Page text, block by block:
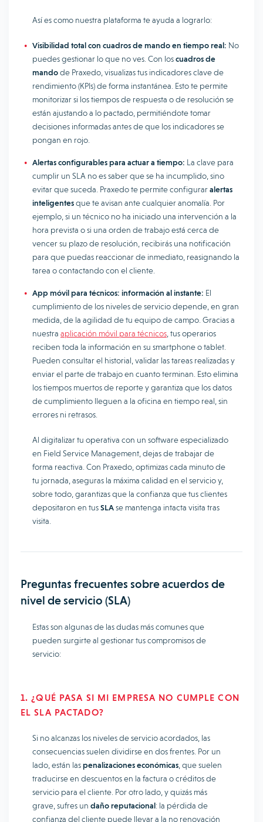
Así es como nuestra plataforma te ayuda a lograrlo:
Visibilidad total con cuadros de mando en tiempo real: No
puedes gestionar lo que no ves. Con loscuadros de
mandode Praxedo, visualizas tus indicadores clave de
rendimiento (KPIs) de forma instantánea. Esto te permite
monitorizar si los tiempos de respuesta o de resolución se
están ajustando a lo pactado, permitiéndote tomar
decisiones informadas antes de que los indicadores se
pongan en rojo.
Alertas configurables para actuar a tiempo: La clave para
cumplir un SLA no es saber que se ha incumplido, sino
evitar que suceda. Praxedo te permite configuraralertas
inteligentesque te avisan ante cualquier anomalía. Por
ejemplo, si un técnico no ha iniciado una intervención a la
hora prevista o si una orden de trabajo está cerca de
vencer su plazo de resolución, recibirás una notificación
para que puedas reaccionar de inmediato, reasignando la
tarea o contactando con el cliente.
App móvil para técnicos: información al instante: El
cumplimiento de los niveles de servicio depende, en gran
medida, de la agilidad de tu equipo de campo. Gracias a
nuestra aplicación móvil para técnicos , tus operarios
reciben toda la información en su smartphone o tablet.
Pueden consultar el historial, validar las tareas realizadas y
enviar el parte de trabajo en cuanto terminan. Esto elimina
los tiempos muertos de reporte y garantiza que los datos
de cumplimiento lleguen a la oficina en tiempo real, sin
errores ni retrasos.
Al digitalizar tu operativa con un software especializado
en Field Service Management, dejas de trabajar de
forma reactiva. Con Praxedo, optimizas cada minuto de
tu jornada, aseguras la máxima calidad en el servicio y,
sobre todo, garantizas que la confianza que tus clientes
depositaron en tusSLAse mantenga intacta visita tras
visita.
Preguntas frecuentes sobre acuerdos de
nivel de servicio (SLA)
Estas son algunas de las dudas más comunes que
pueden surgirte al gestionar tus compromisos de
servicio:
1. ¿QUÉ PASA SI MI EMPRESA NO CUMPLE CON
EL SLA PACTADO?
Si no alcanzas los niveles de servicio acordados, las
consecuencias suelen dividirse en dos frentes. Por un
lado, están laspenalizaciones económicas , que suelen
traducirse en descuentos en la factura o créditos de
servicio para el cliente. Por otro lado, y quizás más
grave, sufres un daño reputacional: la pérdida de
confianza del cliente puede llevar a la no renovación